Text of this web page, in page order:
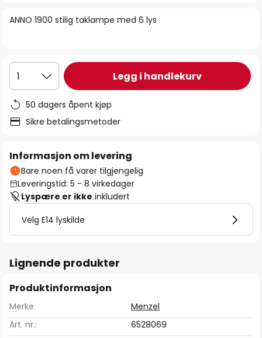
ANNO 1900 stilig taklampe med 6 lys
1 Legg i handlekurv
50 dagers åpent kjøp
Sikre betalingsmetoder
Informasjon om levering
Bare noen få varer tilgjengelig
Leveringstid: 5 - 8 virkedager
Lyspære er ikke inkludert
Velg E14 lyskilde
Lignende produkter
Produktinformasjon
Merke
Menzel
Art. nr.:
6528069